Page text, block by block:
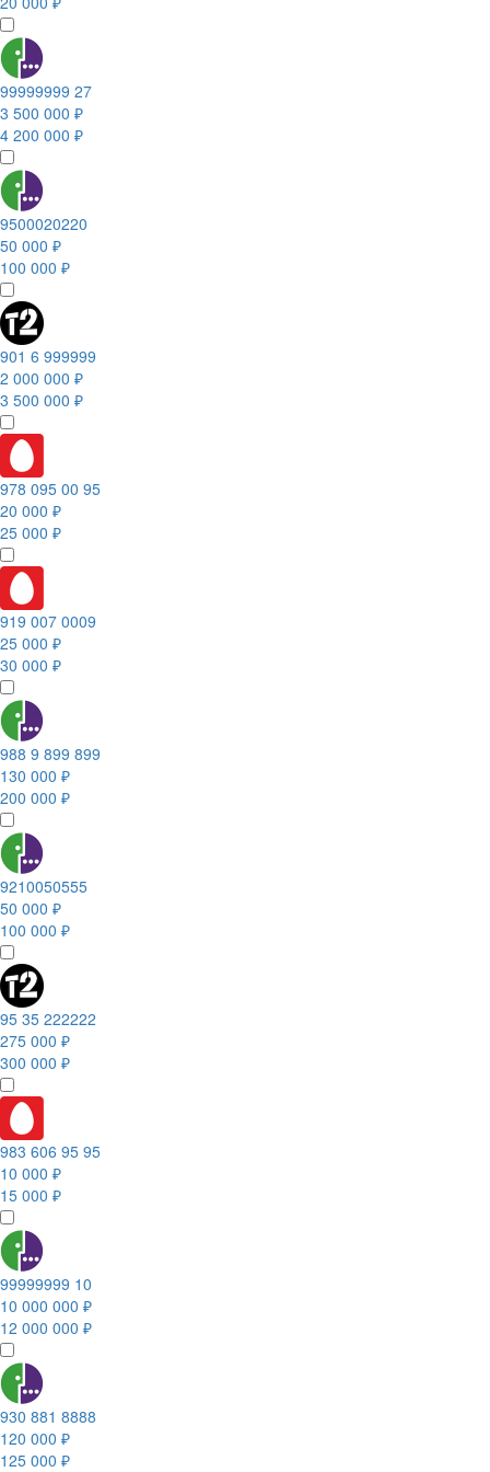
99999999 27
3 500 000 ₽
4 200 000 ₽
9500020220
50 000 ₽
100 000 ₽
901 6 999999
2 000 000 ₽
3 500 000 ₽
978 095 00 95
20 000 ₽
25 000 ₽
919 007 0009
25 000 ₽
30 000 ₽
988 9 899 899
130 000 ₽
200 000 ₽
9210050555
50 000 ₽
100 000 ₽
95 35 222222
275 000 ₽
300 000 ₽
983 606 95 95
10 000 ₽
15 000 ₽
99999999 10
10 000 000 ₽
12 000 000 ₽
930 881 8888
120 000 ₽
125 000 ₽